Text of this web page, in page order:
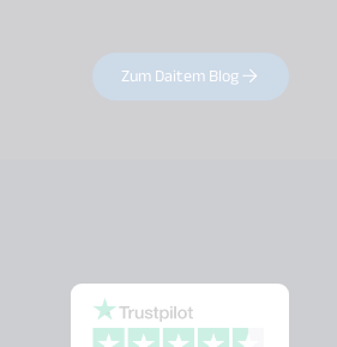
Zum Daitem Blog